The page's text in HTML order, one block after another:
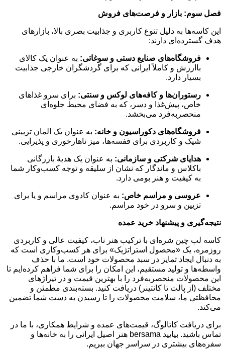
فصل سوم: بازار و فرصت‌های فروش
این کاسه‌ها به دلیل تنوع کاربری و جذابیت بصری بالا، بازارهای
هدف گسترده‌ای دارند:
فروشگاه‌های صنایع دستی و سوغاتی: به عنوان یک کالای
باارزش و کاملاً ایرانی که برای گردشگران خارجی جذابیت
بسیار دارد.
رستوران‌ها و کافه‌های لوکس و سنتی: برای سرو غذاهای
خاص، پیش‌غذا و دسر، که به فضای محیط جلوه‌ای
منحصربه‌فرد می‌بخشد.
فروشگاه‌های دکوراسیون و خانه: به عنوان یک المان تزیینی
شیک و کاربردی برای قفسه‌ها، میز ناهارخوری و پذیرایی.
هدایای شرکتی و سازمانی: به عنوان یک هدیۀ بازرگانی
باکلاس و ماندگار که نشان از سلیقه و توجه کسب‌وکار شما
به کیفیت و هنر بومی دارد.
عروسی و مراسم خاص: به عنوان کادوی مراسم و یا برای
تزیین و سرو در خود مراسم.
نتیجه‌گیری و پیشنهاد خرید عمده
کاسه لب چین شره‌ای با ترکیب هنر ناب، کیفیت عالی و کاربردی
روزمره، یک «محصول استراتژیک» برای هر کسب‌وکاری است که
به دنبال ایجاد تمایز در سبد محصولات خود است. ما با حذف
واسطه‌ها و تولید مستقیم، این امکان را برای شما فراهم کرده‌ایم تا
این محصولات منحصربه‌فرد را با بهترین قیمت و در تیراژهای
مختلف (از پالت تا کانتینر) دریافت کنید. بسته‌بندی مطمئن و
محافظتی ما، سلامت محصولات را تا رسیدن به دست شما تضمین
می‌کند.
برای دریافت کاتالوگ، قیمت‌های عمده و شرایط همکاری، با ما در
تماس باشید. بیایید bersama هنر اصیل ایرانی را به خانه‌ها و
سفره‌های بیشتری در سراسر جهان ببریم.